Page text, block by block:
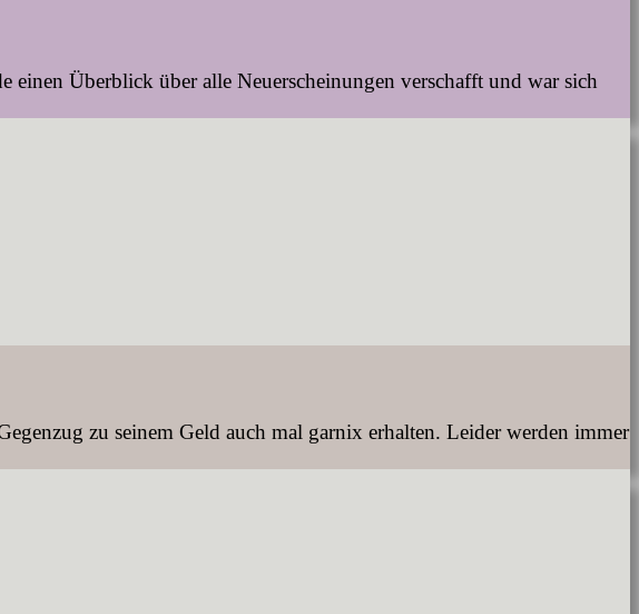
einen Überblick über alle Neuerscheinungen verschafft und war sich
zu seinem Geld auch mal garnix erhalten. Leider werden immer